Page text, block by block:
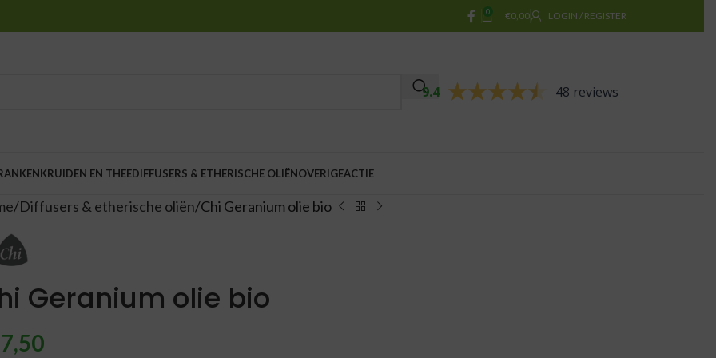
0 €0,00 LOGIN / REGISTER
9.4 48 reviews
KRUIDEN EN THEEDIFFUSERS & ETHERISCHE OLIËNOVERIGEACTIE
Diffusers & etherische oliën Chi Geranium olie bio
Geranium olie bio